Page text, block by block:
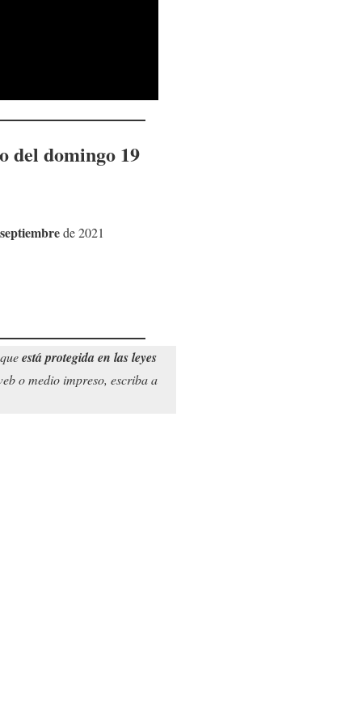
del domingo 19
de 2021
está protegida en las leyes
o medio impreso, escriba a